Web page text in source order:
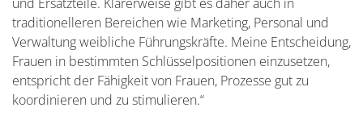
traditionelleren Bereichen wie Marketing, Personal und
Verwaltung weibliche Führungskräfte. Meine Entscheidung,
Frauen in bestimmten Schlüsselpositionen einzusetzen,
entspricht der Fähigkeit von Frauen, Prozesse gut zu
koordinieren und zu stimulieren.“